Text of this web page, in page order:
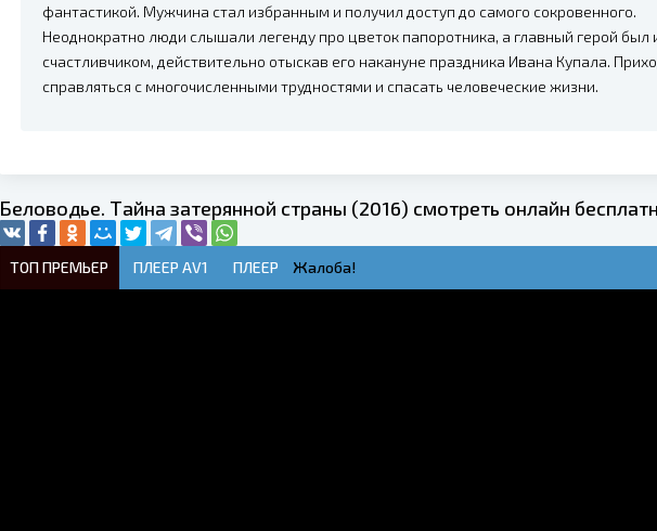
фантастикой. Мужчина стал избранным и получил доступ до самого сокровенного.
Неоднократно люди слышали легенду про цветок папоротника, а главный герой был
счастливчиком, действительно отыскав его накануне праздника Ивана Купала.
справляться с многочисленными трудностями и спасать человеческие жизни.
Беловодье. Тайна затерянной страны (2016) смотреть онлайн
ТОП ПРЕМЬЕР ПЛЕЕР AV1 ПЛЕЕР Жалоба!